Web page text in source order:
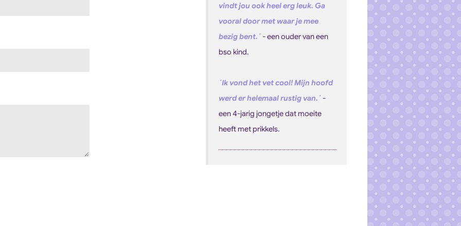
vindt jou ook heel erg leuk. Ga
vooral door met waar je mee
bezig bent.´ -een ouder van een
bso kind.
´Ik vond het vet cool! Mijn hoofd
werd er helemaal rustig van.´-
een 4-jarig jongetje dat moeite
heeft met prikkels.